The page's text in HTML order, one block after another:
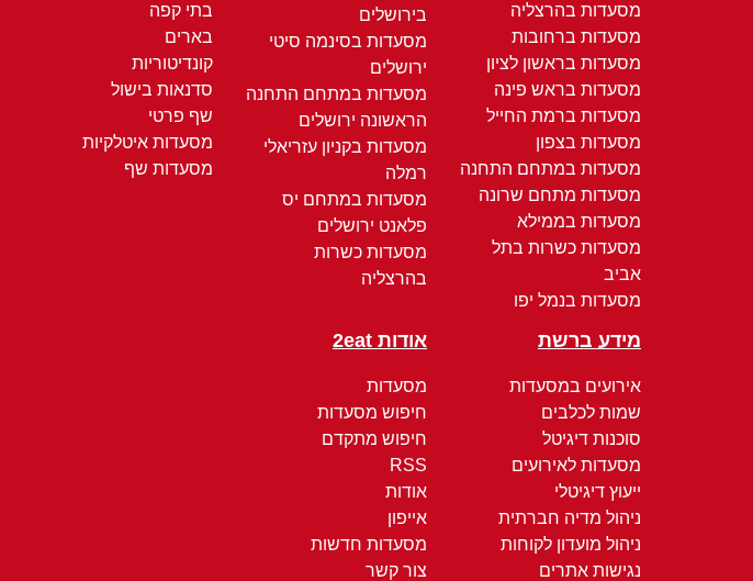
מסעדות בהרצליה
מסעדות ברחובות
מסעדות בראשון לציון
מסעדות בראש פינה
מסעדות ברמת החייל
מסעדות בצפון
מסעדות במתחם התחנה
מסעדות מתחם שרונה
מסעדות בממילא
מסעדות כשרות בתל
אביב
מסעדות בנמל יפו
בירושלים
מסעדות בסינמה סיטי
ירושלים
מסעדות במתחם התחנה
הראשונה ירושלים
מסעדות בקניון עזריאלי
רמלה
מסעדות במתחם יס
פלאנט ירושלים
מסעדות כשרות
בהרצליה
בתי קפה
בארים
קונדיטוריות
סדנאות בישול
שף פרטי
מסעדות איטלקיות
מסעדות שף
מידע ברשת
אירועים במסעדות
שמות לכלבים
סוכנות דיגיטל
מסעדות לאירועים
ייעוץ דיגיטלי
ניהול מדיה חברתית
ניהול מועדון לקוחות
נגישות אתרים
אודות 2eat
מסעדות
חיפוש מסעדות
חיפוש מתקדם
RSS
אודות
אייפון
מסעדות חדשות
צור קשר